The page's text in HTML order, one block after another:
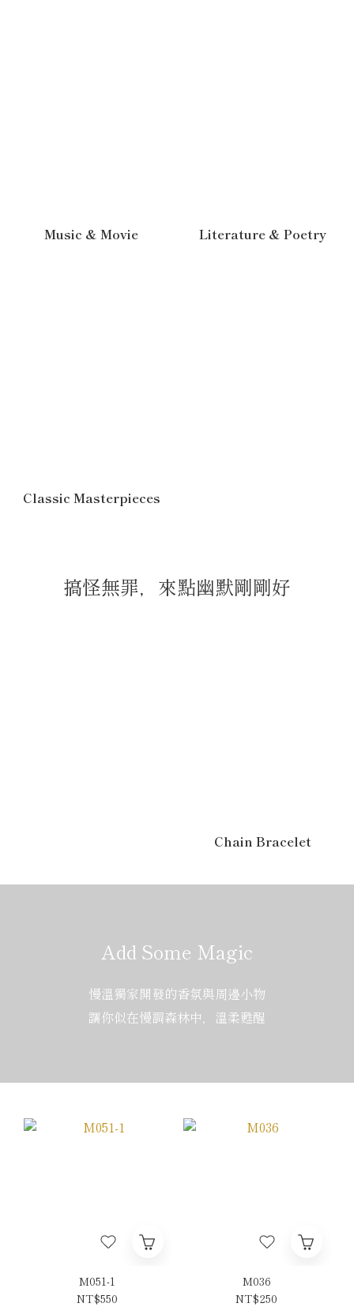
Music & Movie Literature & Poetry
Classic Masterpieces
搞怪無罪，來點幽默剛剛好
Chain Bracelet
Add Some Magic
慢溫獨家開發的香氛與周邊小物
讓你似在慢調森林中，溫柔甦醒
M051-1
NT$550
M036
NT$250